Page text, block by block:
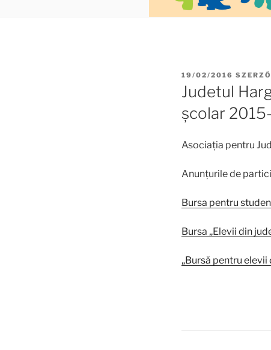
BEKÜLDVE:
19/02/2016
Judetul
școlar
Asociația pentru
Anunțurile de
Bursa pentru
Bursa „Elevii din
„Bursă pentru